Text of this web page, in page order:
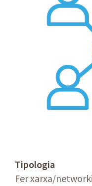
Tipologia
Fer xarxa/